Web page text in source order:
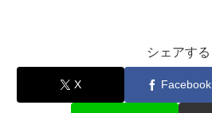
シェアする
X Facebook